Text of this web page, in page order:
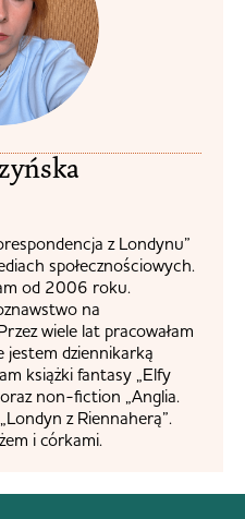
z Londynu”
społecznościowych.
od 2006 roku.
na
wiele lat pracowałam
jestem dziennikarką
książki fantasy „Elfy
non-fiction „Anglia.
z Riennaherą”.
i córkami.